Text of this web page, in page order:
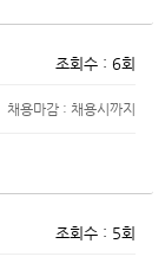
조회수 : 6회
채용마감 : 채용시까지
조회수 : 5회